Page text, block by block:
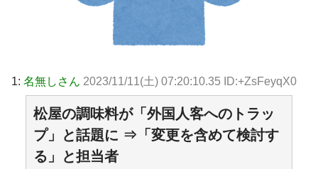
1: 名無しさん 2023/11/11(土) 07:20:10.35 ID:+ZsFeyqX0
松屋の調味料が「外国人客へのトラッ
プ」と話題に ⇒「変更を含めて検討す
る」と担当者